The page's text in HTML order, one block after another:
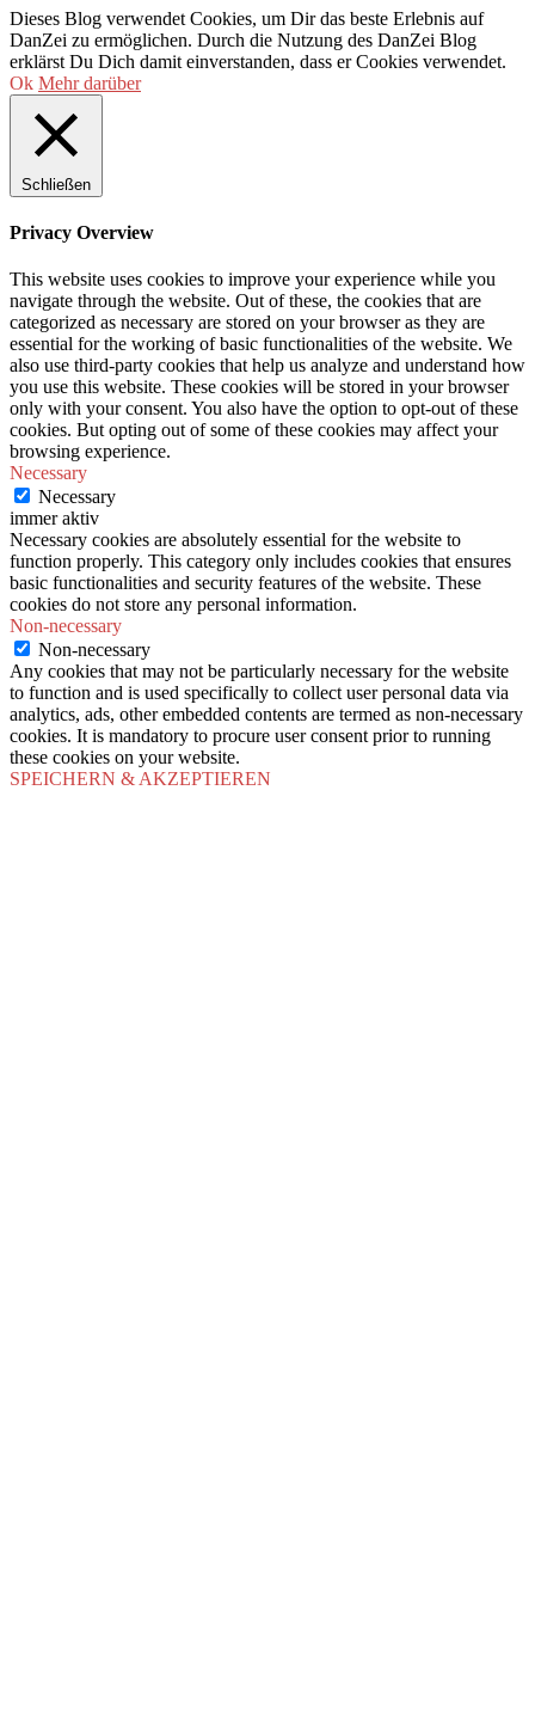
Dieses Blog verwendet Cookies, um Dir das beste Erlebnis auf
DanZei zu ermöglichen. Durch die Nutzung des DanZei Blog
erklärst Du Dich damit einverstanden, dass er Cookies verwendet.
Ok Mehr darüber
Schließen
Privacy Overview
This website uses cookies to improve your experience while you
navigate through the website. Out of these, the cookies that are
categorized as necessary are stored on your browser as they are
essential for the working of basic functionalities of the website. We
also use third-party cookies that help us analyze and understand how
you use this website. These cookies will be stored in your browser
only with your consent. You also have the option to opt-out of these
cookies. But opting out of some of these cookies may affect your
browsing experience.
Necessary
Necessary
immer aktiv
Necessary cookies are absolutely essential for the website to
function properly. This category only includes cookies that ensures
basic functionalities and security features of the website. These
cookies do not store any personal information.
Non-necessary
Non-necessary
Any cookies that may not be particularly necessary for the website
to function and is used specifically to collect user personal data via
analytics, ads, other embedded contents are termed as non-necessary
cookies. It is mandatory to procure user consent prior to running
these cookies on your website.
SPEICHERN & AKZEPTIEREN